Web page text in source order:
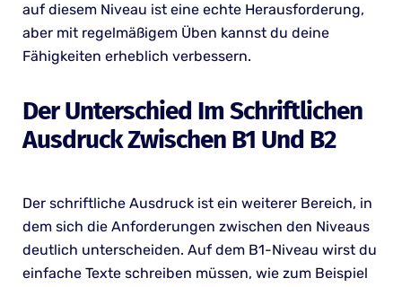
auf diesem Niveau ist eine echte Herausforderung,
aber mit regelmäßigem Üben kannst du deine
Fähigkeiten erheblich verbessern.
Der Unterschied Im Schriftlichen
Ausdruck Zwischen B1 Und B2
Der schriftliche Ausdruck ist ein weiterer Bereich, in
dem sich die Anforderungen zwischen den Niveaus
deutlich unterscheiden. Auf dem B1-Niveau wirst du
einfache Texte schreiben müssen, wie zum Beispiel